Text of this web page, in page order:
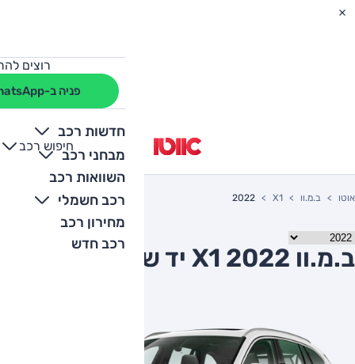
רוצים
פניה ב-WhatsApp
חדשות רכב
מבחני רכב
השוואות רכב
רכב חשמלי
מחירון רכב
רכב חדש
חיפוש רכב
+
-
אוטו ב.מ.וו X1
2022
ב.מ.וו X1 2022 יד שניה